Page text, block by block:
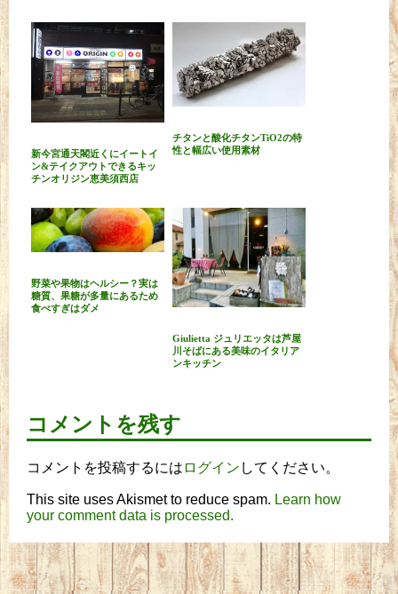
新今宮通天閣近くにイートイ
ン&テイクアウトできるキッ
チンオリジン恵美須西店
チタンと酸化チタンTiO2の特
性と幅広い使用素材
野菜や果物はヘルシー？実は
糖質、果糖が多量にあるため
食べすぎはダメ
Giulietta ジュリエッタは芦屋
川そばにある美味のイタリア
ンキッチン
コメントを残す
コメントを投稿するには ログイン してください。
This site uses Akismet to reduce spam. Learn how
your comment data is processed.